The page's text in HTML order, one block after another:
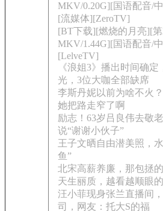
MKV/0.20G][国语配音/
[流媒体][ZeroTV]
[BT下载][燃烧的月亮][
MKV/1.44G][国语配音/
[LelveTV]
《浪姐3》播出时间确
光，3位大咖全部缺席
李斯丹妮以前为啥不火
她把路走窄了啊
励志！63岁吕良伟去敬
说“谢谢小伙子”
王子文晒自由潜美照，
鱼”
北宋高薪养廉，那包拯
天生丽质，越看越顺眼
汪小菲现身张兰直播间
司，网友：托大S的福